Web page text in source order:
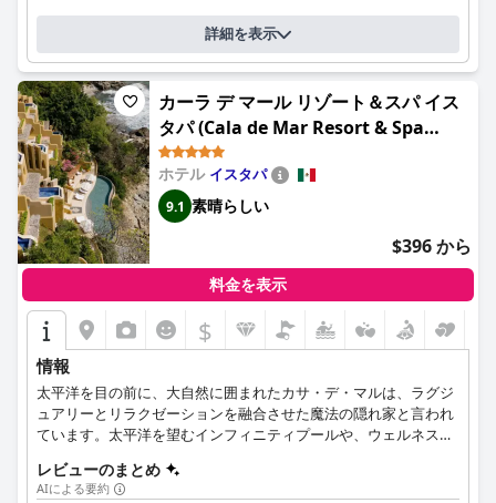
詳細を表示
カーラ デ マール リゾート＆スパ イス
タパ (Cala de Mar Resort & Spa
Ixtapa)
ホテル イスタパ
9.1 素晴らしい
$396 から
料金を表示
$
情報
太平洋を目の前に、大自然に囲まれたカサ・デ・マルは、ラグジ
ュアリーとリラクゼーションを融合させた魔法の隠れ家と言われ
ています。太平洋を望むインフィニティプールや、ウェルネス技
に惚れ惚れする5つ星ホテルです。
レビューのまとめ
AIによる要約